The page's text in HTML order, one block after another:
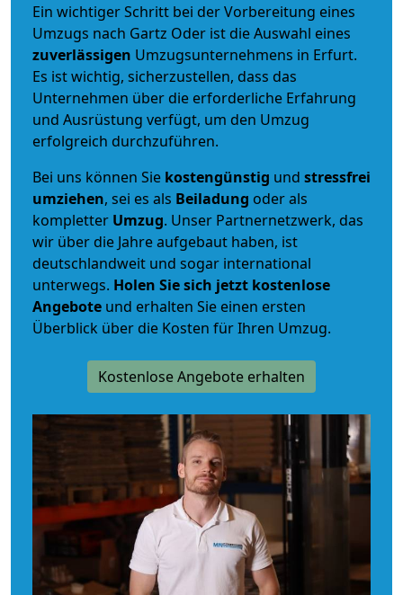
Ein wichtiger Schritt bei der Vorbereitung eines
Umzugs nach Gartz Oder ist die Auswahl eines
zuverlässigen Umzugsunternehmens in Erfurt.
Es ist wichtig, sicherzustellen, dass das
Unternehmen über die erforderliche Erfahrung
und Ausrüstung verfügt, um den Umzug
erfolgreich durchzuführen.
Bei uns können Sie kostengünstig und stressfrei
umziehen, sei es als Beiladung oder als
kompletter Umzug. Unser Partnernetzwerk, das
wir über die Jahre aufgebaut haben, ist
deutschlandweit und sogar international
unterwegs. Holen Sie sich jetzt kostenlose
Angebote und erhalten Sie einen ersten
Überblick über die Kosten für Ihren Umzug.
Kostenlose Angebote erhalten